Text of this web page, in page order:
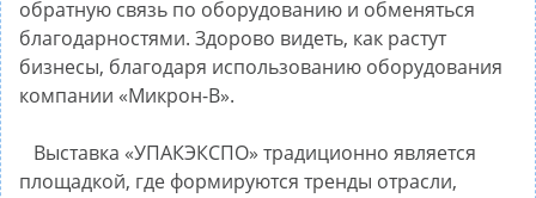
обратную связь по оборудованию и обменяться
благодарностями. Здорово видеть, как растут
бизнесы, благодаря использованию оборудования
компании «Микрон-В».
Выставка «УПАКЭКСПО» традиционно является
площадкой, где формируются тренды отрасли,